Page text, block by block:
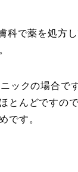
科で薬を処方
ックの場合で
とんどですの
です。